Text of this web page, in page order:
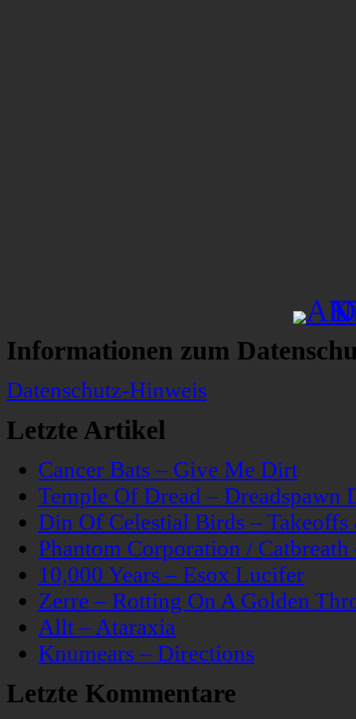
Informationen zum
Datenschutz-Hinweis
Letzte Artikel
Cancer Bats – Give Me Dirt
Temple Of Dread – Dreadspawn
Din Of Celestial Birds –
Phantom Corporation /
10,000 Years – Esox Lucifer
Zerre – Rotting On A Golden
Allt – Ataraxia
Knumears – Directions
Letzte Kommentare